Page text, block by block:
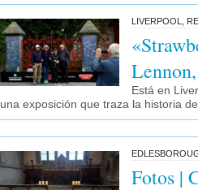
LIVERPOOL,
Está en
una exposición que traza la historia
Fotos |